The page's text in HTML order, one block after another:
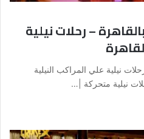
– رحلات نيلية
نيلية علي المراكب النيلية
نيلية متحركة |…